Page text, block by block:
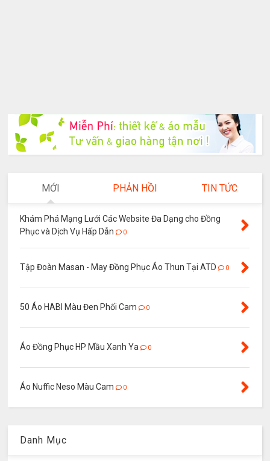
MỚI PHẢN HỒI TIN TỨC
Khám Phá Mạng Lưới Các Website Đa Dạng cho Đồng
Phục và Dịch Vụ Hấp Dẫn
0
Tập Đoàn Masan - May Đồng Phục Áo Thun Tại ATD 0
50 Áo HABI Màu Đen Phối Cam 0
Áo Đồng Phục HP Mầu Xanh Ya 0
Áo Nuffic Neso Màu Cam 0
Danh Mục